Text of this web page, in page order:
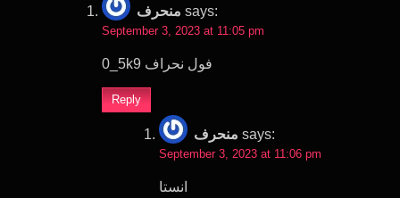
منحرف says:
September 3, 2023 at 11:05 pm
0_5k9 فول نحراف
Reply
منحرف says:
September 3, 2023 at 11:06 pm
انستا